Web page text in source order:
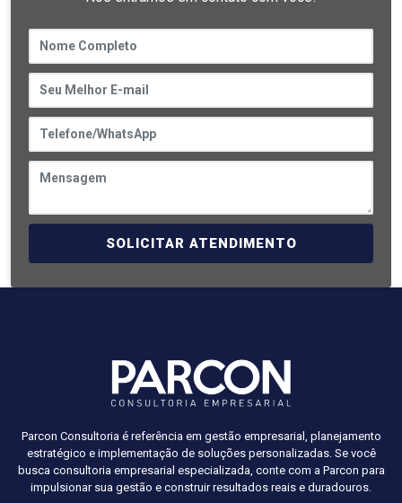
SOLICITAR ATENDIMENTO
Parcon Consultoria é referência em gestão empresarial, planejamento
estratégico e implementação de soluções personalizadas. Se você
busca consultoria empresarial especializada, conte com a Parcon para
impulsionar sua gestão e construir resultados reais e duradouros.